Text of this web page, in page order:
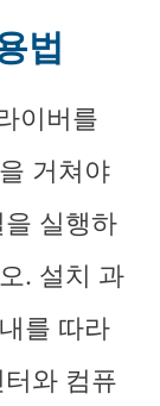
법
이버를
거쳐야
실행하
. 설치 과
를 따라
와 컴퓨